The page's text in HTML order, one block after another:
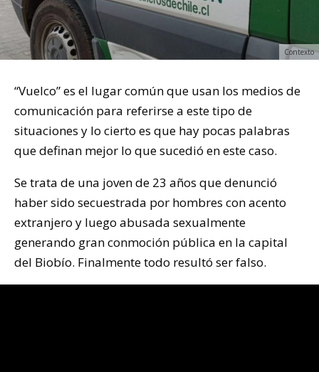
Contexto
“Vuelco” es el lugar común que usan los medios de
comunicación para referirse a este tipo de
situaciones y lo cierto es que hay pocas palabras
que definan mejor lo que sucedió en este caso.
Se trata de una joven de 23 años que denunció
haber sido secuestrada por hombres con acento
extranjero y luego abusada sexualmente
generando gran conmoción pública en la capital
del Biobío. Finalmente todo resultó ser falso.